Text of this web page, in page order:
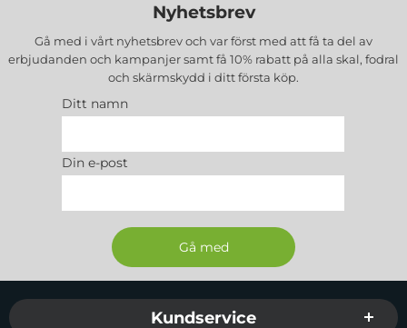
Nyhetsbrev
Gå med i vårt nyhetsbrev och var först med att få ta del av
erbjudanden och kampanjer samt få 10% rabatt på alla skal, fodral
och skärmskydd i ditt första köp.
Ditt namn
Din e-post
Sidfot Blandad info och länkar
Kundservice